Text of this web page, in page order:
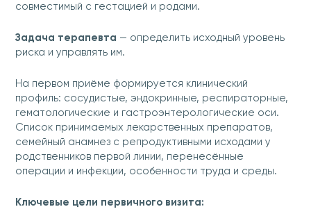
совместимый с гестацией и родами.
Задача терапевта — определить исходный уровень
риска и управлять им.
На первом приёме формируется клинический
профиль: сосудистые, эндокринные, респираторные,
гематологические и гастроэнтерологические оси.
Список принимаемых лекарственных препаратов,
семейный анамнез с репродуктивными исходами у
родственников первой линии, перенесённые
операции и инфекции, особенности труда и среды.
Ключевые цели первичного визита: